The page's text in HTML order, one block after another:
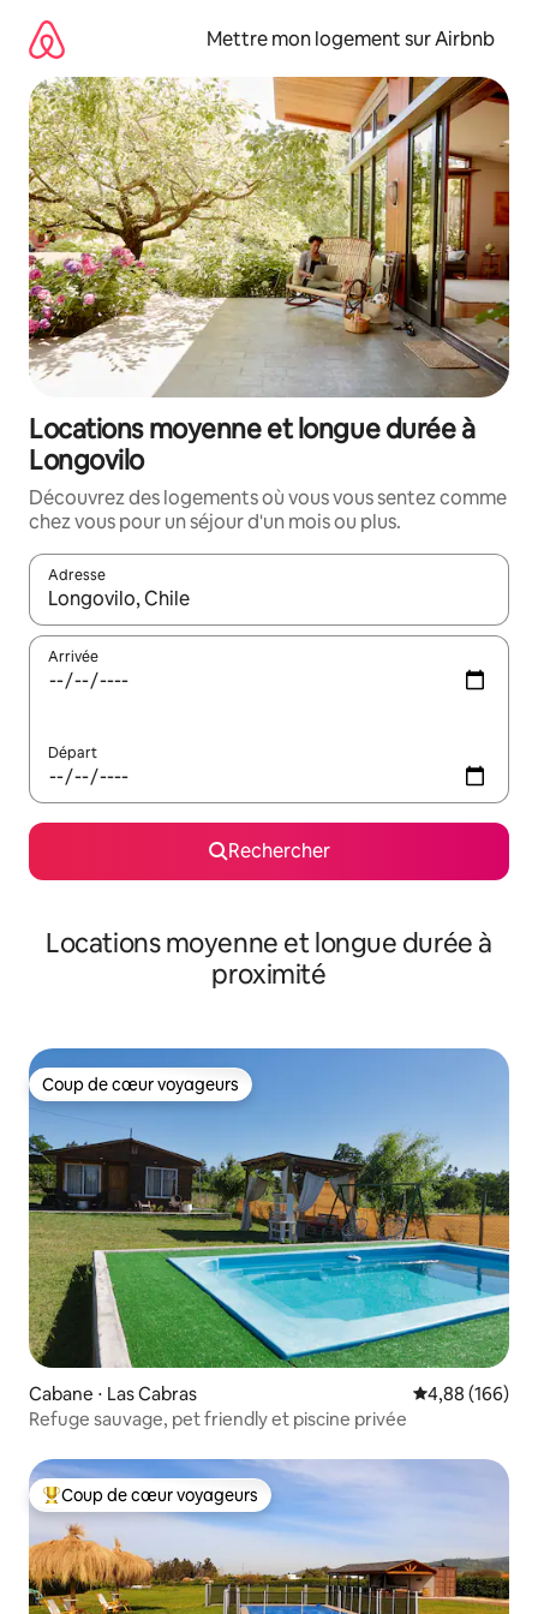
directement
contenu
Mettre mon logement sur Airbnb
Locations moyenne et longue durée à
Longovilo
Découvrez des logements où vous vous sentez comme
chez vous pour un séjour d'un mois ou plus.
Adresse
Lorsque les résultats s'affichent, utilisez les flèches vers le
Arrivée
Départ
Rechercher
Locations moyenne et longue durée à
proximité
Coup de cœur voyageurs
Coup de cœur voyageurs
Cabane ⋅ Las Cabras Évaluation
4,88 (166)
Refuge sauvage, pet friendly et piscine privée
Coups de cœur voyageurs les plus appréciés
Coup de cœur voyageurs